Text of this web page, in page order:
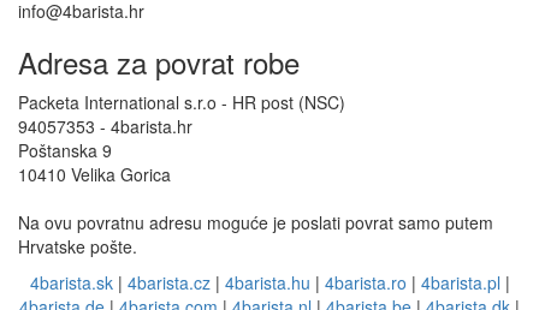
info@4barista.hr
Adresa za povrat robe
Packeta International s.r.o - HR post (NSC)
94057353 - 4barista.hr
Poštanska 9
10410 Velika Gorica
Na ovu povratnu adresu moguće je poslati povrat samo putem
Hrvatske pošte.
4barista.sk| 4barista.cz| 4barista.hu | 4barista.ro | 4barista.pl |